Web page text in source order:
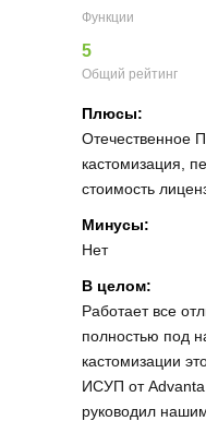
Функции
5
Общий рейтинг
Плюсы:
Отечественное
кастомизация,
стоимость
Минусы:
Нет
В целом:
Работает все
полностью под
кастомизации
ИСУП от
руководил